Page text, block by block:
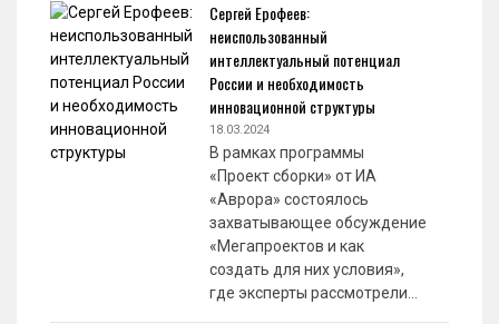
Сергей Ерофеев:
неиспользованный
интеллектуальный потенциал
России и необходимость
инновационной структуры
18.03.2024
В рамках программы
«Проект сборки» от ИА
«Аврора» состоялось
захватывающее обсуждение
«Мегапроектов и как
создать для них условия»,
где эксперты рассмотрели…